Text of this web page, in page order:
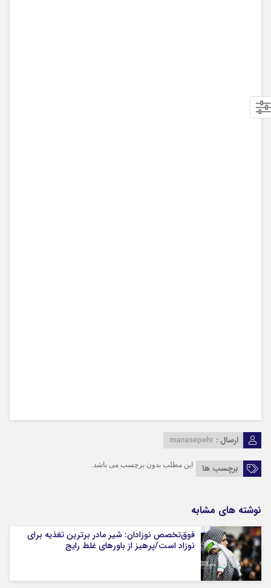
ارسال : manasepehr
برچسب ها این مطلب بدون برچسب می باشد.
نوشته های مشابه
فوق‌تخصص نوزادان: شیر مادر برترین تغذیه برای
نوزاد است/پرهیز از باورهای غلط رایج